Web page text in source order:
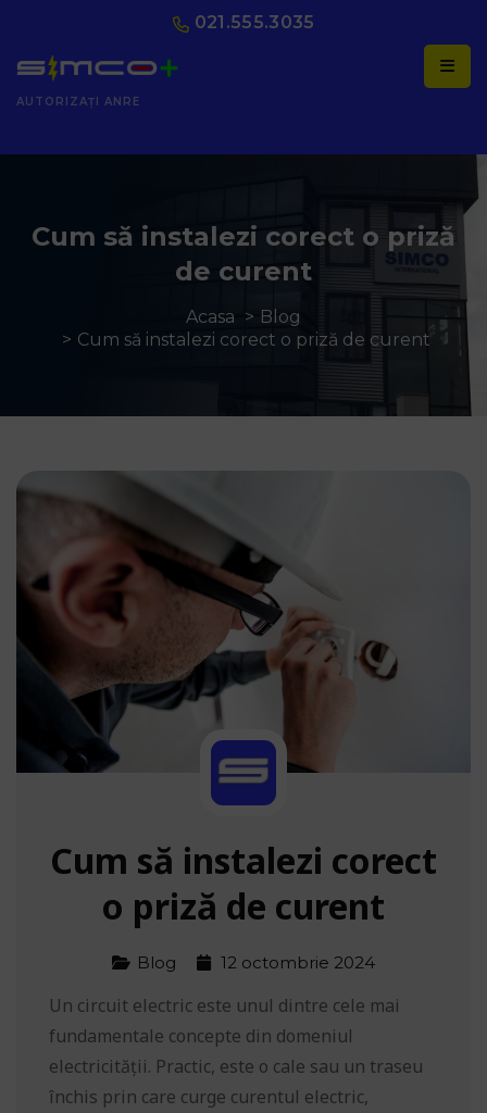
021.555.3035
AUTORIZAȚI ANRE
Cum să instalezi corect o priză
de curent
Acasa
Blog
Cum să instalezi corect o priză de curent
Cum să instalezi corect
o priză de curent
Blog 12 octombrie 2024
Un circuit electric este unul dintre cele mai
fundamentale concepte din domeniul
electricității. Practic, este o cale sau un traseu
închis prin care curge curentul electric,